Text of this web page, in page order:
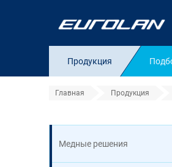
Продукция
Главная Продукция
Медные решения